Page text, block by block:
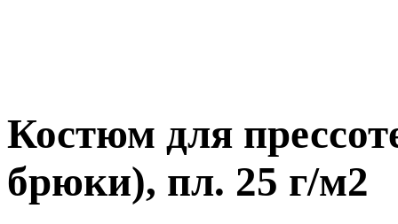
Костюм для
брюки), пл. 25 г/м2